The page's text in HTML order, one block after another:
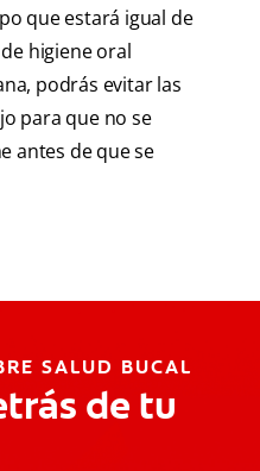
que estará igual de
higiene oral
podrás evitar las
para que no se
antes de que se
SALUD BUCAL
de tu